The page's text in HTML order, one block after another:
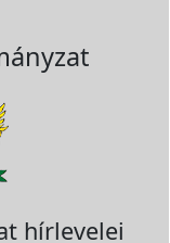
hírlevelei